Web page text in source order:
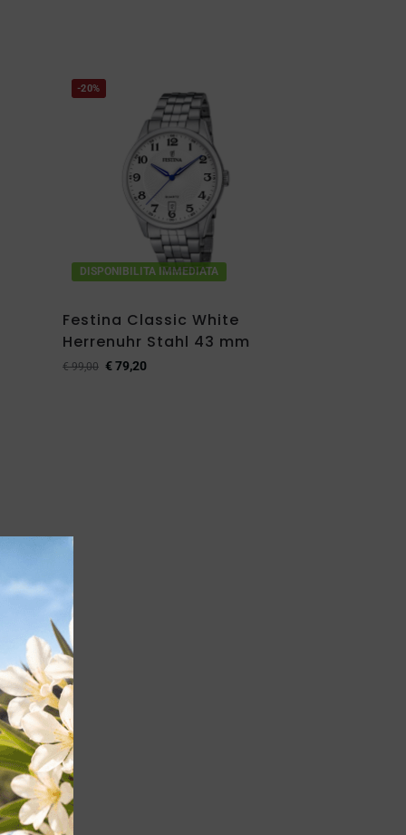
-20%
DISPONIBILITA IMMEDIATA
Festina Classic White
Herrenuhr Stahl 43 mm
€99,00 €79,20